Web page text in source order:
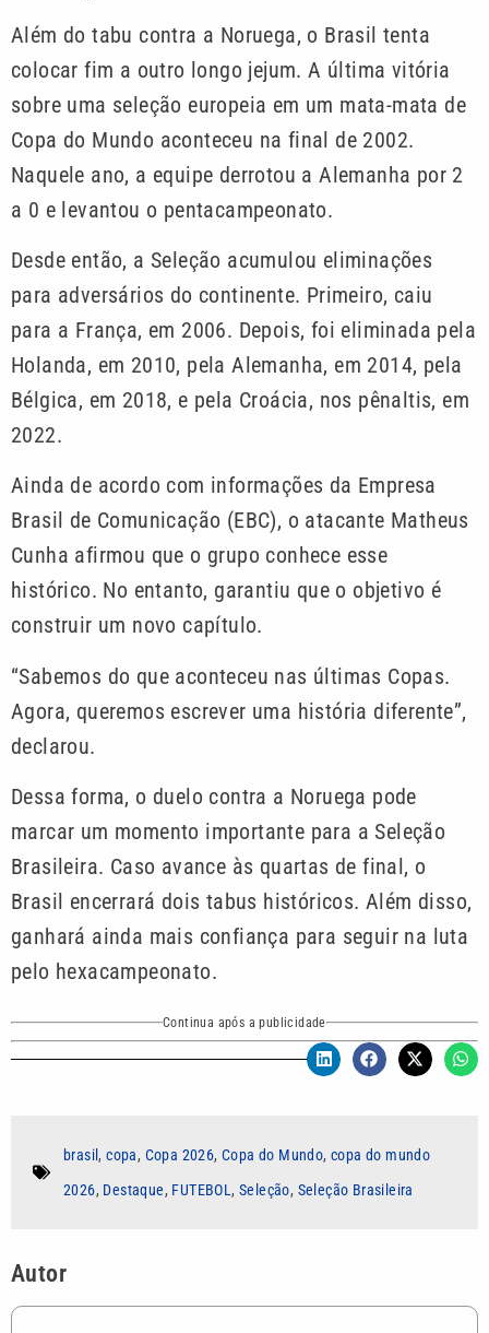
Além do tabu contra a Noruega, o Brasil tenta
colocar fim a outro longo jejum. A última vitória
sobre uma seleção europeia em um mata-mata de
Copa do Mundo aconteceu na final de 2002.
Naquele ano, a equipe derrotou a Alemanha por 2
a 0 e levantou o pentacampeonato.
Desde então, a Seleção acumulou eliminações
para adversários do continente. Primeiro, caiu
para a França, em 2006. Depois, foi eliminada pela
Holanda, em 2010, pela Alemanha, em 2014, pela
Bélgica, em 2018, e pela Croácia, nos pênaltis, em
2022.
Ainda de acordo com informações da Empresa
Brasil de Comunicação (EBC), o atacante Matheus
Cunha afirmou que o grupo conhece esse
histórico. No entanto, garantiu que o objetivo é
construir um novo capítulo.
“Sabemos do que aconteceu nas últimas Copas.
Agora, queremos escrever uma história diferente”,
declarou.
Dessa forma, o duelo contra a Noruega pode
marcar um momento importante para a Seleção
Brasileira. Caso avance às quartas de final, o
Brasil encerrará dois tabus históricos. Além disso,
ganhará ainda mais confiança para seguir na luta
pelo hexacampeonato.
Continua após a publicidade
brasil,copa, Copa 2026,Copa do Mundo,copa do mundo
2026, Destaque, FUTEBOL,Seleção, Seleção Brasileira
Autor